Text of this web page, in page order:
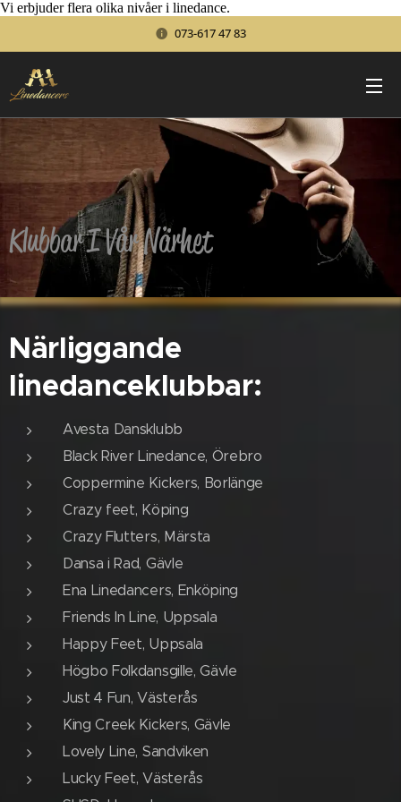
Vi erbjuder flera olika nivåer i linedance.
073-617 47 83
Klubbar I Vår Närhet
Närliggande
linedanceklubbar:
Avesta Dansklubb
Black River Linedance, Örebro
Coppermine Kickers, Borlänge
Crazy feet, Köping
Crazy Flutters, Märsta
Dansa i Rad, Gävle
Ena Linedancers, Enköping
Friends In Line, Uppsala
Happy Feet, Uppsala
Högbo Folkdansgille, Gävle
Just 4 Fun, Västerås
King Creek Kickers, Gävle
Lovely Line, Sandviken
Lucky Feet, Västerås